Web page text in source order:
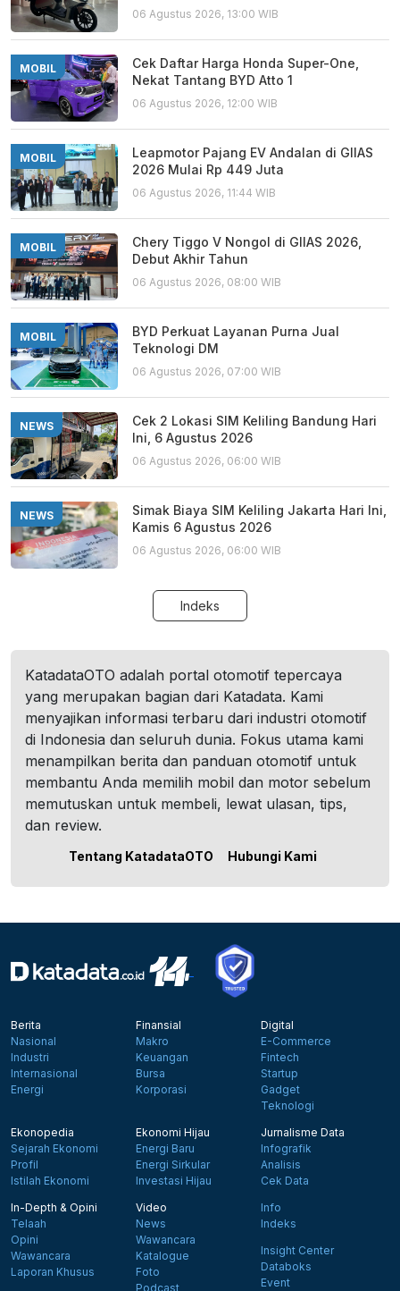
06 Agustus 2026, 13:00 WIB
MOBIL
Cek Daftar Harga Honda Super-One,
Nekat Tantang BYD Atto 1
06 Agustus 2026, 12:00 WIB
MOBIL
Leapmotor Pajang EV Andalan di GIIAS
2026 Mulai Rp 449 Juta
06 Agustus 2026, 11:44 WIB
MOBIL
Chery Tiggo V Nongol di GIIAS 2026,
Debut Akhir Tahun
06 Agustus 2026, 08:00 WIB
MOBIL
BYD Perkuat Layanan Purna Jual
Teknologi DM
06 Agustus 2026, 07:00 WIB
NEWS
Cek 2 Lokasi SIM Keliling Bandung Hari
Ini, 6 Agustus 2026
06 Agustus 2026, 06:00 WIB
NEWS
Simak Biaya SIM Keliling Jakarta Hari Ini,
Kamis 6 Agustus 2026
06 Agustus 2026, 06:00 WIB
Indeks
KatadataOTO adalah portal otomotif tepercaya
yang merupakan bagian dari Katadata. Kami
menyajikan informasi terbaru dari industri otomotif
di Indonesia dan seluruh dunia. Fokus utama kami
menampilkan berita dan panduan otomotif untuk
membantu Anda memilih mobil dan motor sebelum
memutuskan untuk membeli, lewat ulasan, tips,
dan review.
Tentang KatadataOTO Hubungi Kami
Berita
Nasional
Industri
Internasional
Energi
Finansial
Makro
Keuangan
Bursa
Korporasi
Digital
E-Commerce
Fintech
Startup
Gadget
Teknologi
Ekonopedia
Sejarah Ekonomi
Profil
Istilah Ekonomi
Ekonomi Hijau
Energi Baru
Energi Sirkular
Investasi Hijau
Jurnalisme Data
Infografik
Analisis
Cek Data
In-Depth & Opini
Telaah
Opini
Wawancara
Laporan Khusus
Video
News
Wawancara
Katalogue
Foto
Podcast
Info
Indeks
Insight Center
Databoks
Event